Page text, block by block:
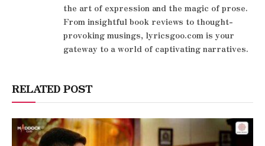
the art of expression and the magic of prose.
From insightful book reviews to thought-
provoking musings, lyricsgoo.com is your
gateway to a world of captivating narratives.
RELATED POST